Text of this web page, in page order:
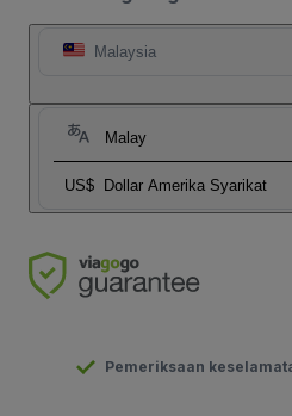
Malaysia
Malay
US$ Dollar Amerika Syarikat
Pemeriksaan